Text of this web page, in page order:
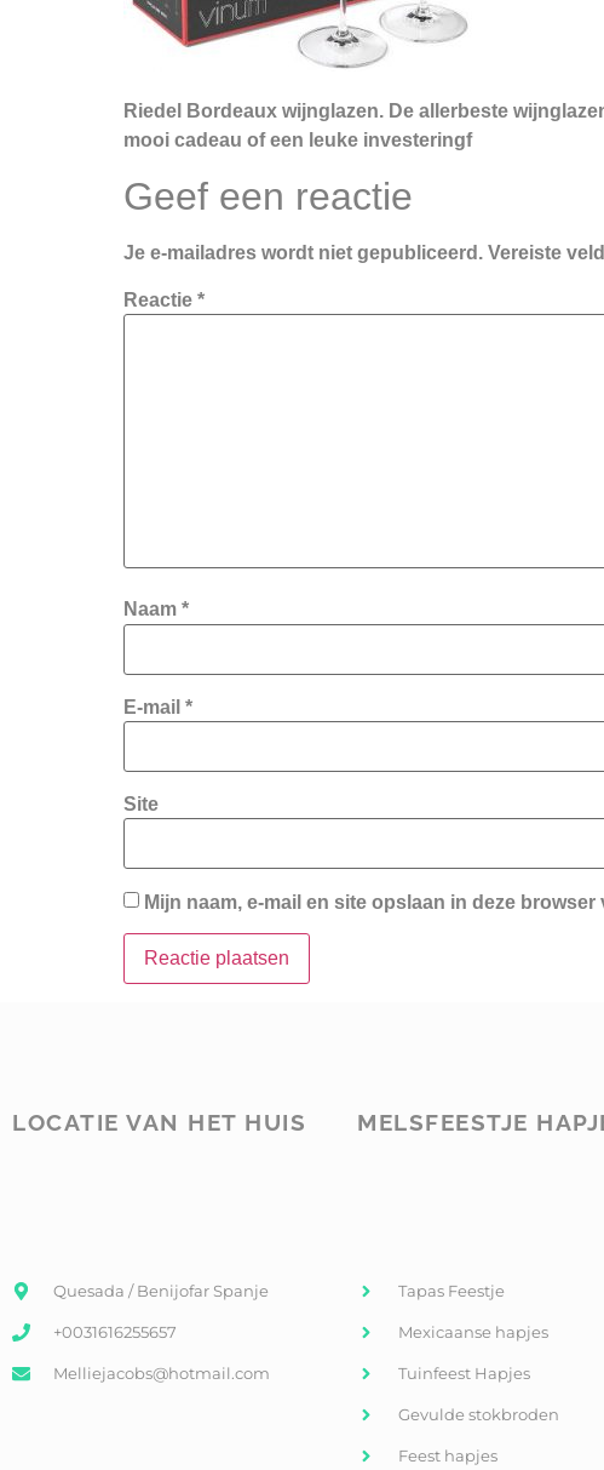
Riedel Bordeaux wijnglazen. De allerbeste
mooi cadeau of een leuke investeringf
Geef een reactie
Je e-mailadres wordt niet gepubliceerd. Vereiste
Reactie *
Naam *
E-mail *
Site
Mijn naam, e-mail en site opslaan in deze
LOCATIE VAN HET HUIS
Quesada / Benijofar Spanje
+0031616255657
Melliejacobs@hotmail.com
MELSFEESTJE
Tapas Feestje
Mexicaanse hapjes
Tuinfeest Hapjes
Gevulde stokbroden
Feest hapjes